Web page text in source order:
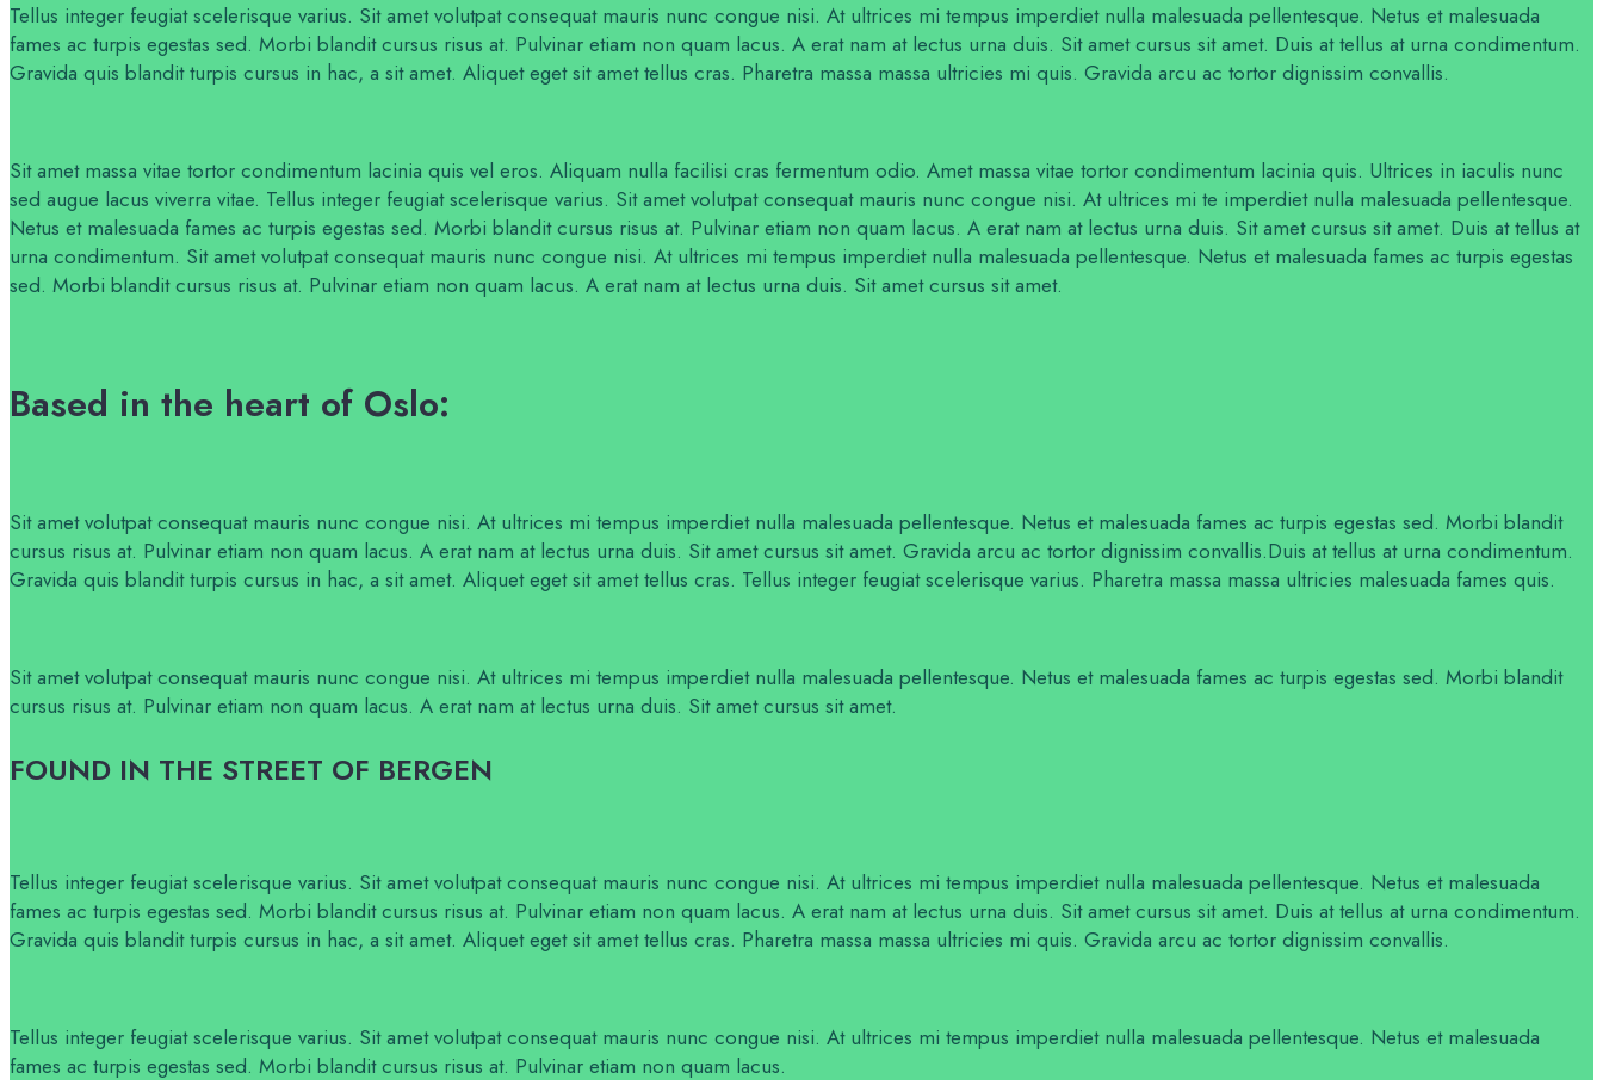
Tellus integer feugiat scelerisque varius. Sit amet volutpat consequat mauris nunc congue nisi. At ultrices mi tempus imperdiet nulla malesuada pellentesque. Netus et malesuada
fames ac turpis egestas sed. Morbi blandit cursus risus at. Pulvinar etiam non quam lacus. A erat nam at lectus urna duis. Sit amet cursus sit amet. Duis at tellus at urna condimentum.
Gravida quis blandit turpis cursus in hac, a sit amet. Aliquet eget sit amet tellus cras. Pharetra massa massa ultricies mi quis. Gravida arcu ac tortor dignissim convallis.
Sit amet massa vitae tortor condimentum lacinia quis vel eros. Aliquam nulla facilisi cras fermentum odio. Amet massa vitae tortor condimentum lacinia quis. Ultrices in iaculis nunc
sed augue lacus viverra vitae. Tellus integer feugiat scelerisque varius. Sit amet volutpat consequat mauris nunc congue nisi. At ultrices mi te imperdiet nulla malesuada pellentesque.
Netus et malesuada fames ac turpis egestas sed. Morbi blandit cursus risus at. Pulvinar etiam non quam lacus. A erat nam at lectus urna duis. Sit amet cursus sit amet. Duis at tellus at
urna condimentum. Sit amet volutpat consequat mauris nunc congue nisi. At ultrices mi tempus imperdiet nulla malesuada pellentesque. Netus et malesuada fames ac turpis egestas
sed. Morbi blandit cursus risus at. Pulvinar etiam non quam lacus. A erat nam at lectus urna duis. Sit amet cursus sit amet.
Based in the heart of Oslo:
Sit amet volutpat consequat mauris nunc congue nisi. At ultrices mi tempus imperdiet nulla malesuada pellentesque. Netus et malesuada fames ac turpis egestas sed. Morbi blandit
cursus risus at. Pulvinar etiam non quam lacus. A erat nam at lectus urna duis. Sit amet cursus sit amet. Gravida arcu ac tortor dignissim convallis.Duis at tellus at urna condimentum.
Gravida quis blandit turpis cursus in hac, a sit amet. Aliquet eget sit amet tellus cras. Tellus integer feugiat scelerisque varius. Pharetra massa massa ultricies malesuada fames quis.
Sit amet volutpat consequat mauris nunc congue nisi. At ultrices mi tempus imperdiet nulla malesuada pellentesque. Netus et malesuada fames ac turpis egestas sed. Morbi blandit
cursus risus at. Pulvinar etiam non quam lacus. A erat nam at lectus urna duis. Sit amet cursus sit amet.
FOUND IN THE STREET OF BERGEN
Tellus integer feugiat scelerisque varius. Sit amet volutpat consequat mauris nunc congue nisi. At ultrices mi tempus imperdiet nulla malesuada pellentesque. Netus et malesuada
fames ac turpis egestas sed. Morbi blandit cursus risus at. Pulvinar etiam non quam lacus. A erat nam at lectus urna duis. Sit amet cursus sit amet. Duis at tellus at urna condimentum.
Gravida quis blandit turpis cursus in hac, a sit amet. Aliquet eget sit amet tellus cras. Pharetra massa massa ultricies mi quis. Gravida arcu ac tortor dignissim convallis.
Tellus integer feugiat scelerisque varius. Sit amet volutpat consequat mauris nunc congue nisi. At ultrices mi tempus imperdiet nulla malesuada pellentesque. Netus et malesuada
fames ac turpis egestas sed. Morbi blandit cursus risus at. Pulvinar etiam non quam lacus.